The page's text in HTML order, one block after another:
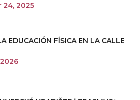
24, 2025
EDUCACIÓN FÍSICA EN LA CALLE